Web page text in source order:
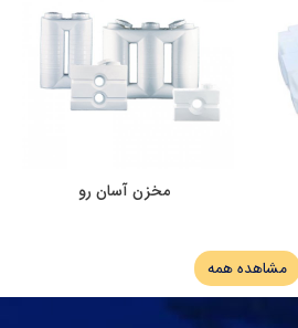
مخزن آسان رو
مشاهده همه